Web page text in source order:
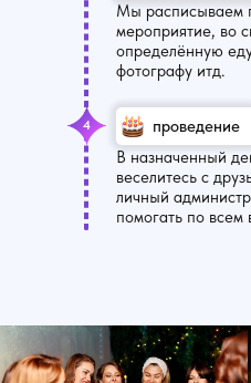
Мы расписываем
мероприятие, во
определённую
фотографу итд.
проведение
В назначенный
веселитесь с
личный
помогать по всем
4